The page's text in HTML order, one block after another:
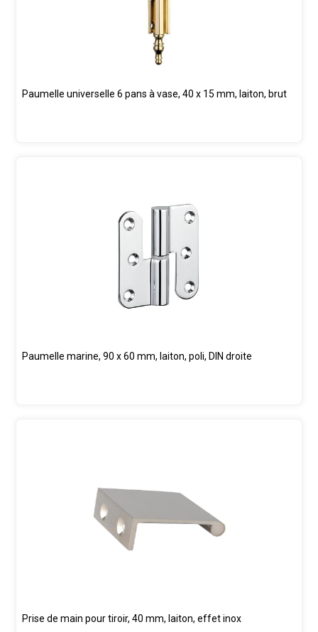
Paumelle universelle 6 pans à vase, 40 x 15 mm, laiton, brut
Paumelle marine, 90 x 60 mm, laiton, poli, DIN droite
Prise de main pour tiroir, 40 mm, laiton, effet inox